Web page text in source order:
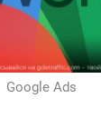
Google Ads